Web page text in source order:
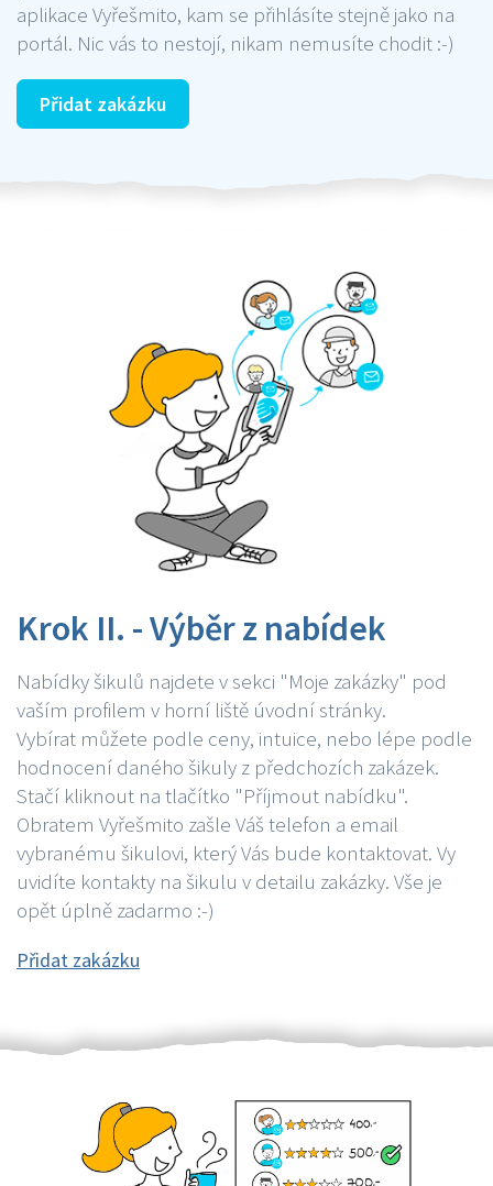
aplikace Vyřešmito, kam se přihlásíte stejně jako na
portál. Nic vás to nestojí, nikam nemusíte chodit :-)
Přidat zakázku
Krok II. - Výběr z nabídek
Nabídky šikulů najdete v sekci "Moje zakázky" pod
vaším profilem v horní liště úvodní stránky.
Vybírat můžete podle ceny, intuice, nebo lépe podle
hodnocení daného šikuly z předchozích zakázek.
Stačí kliknout na tlačítko "Příjmout nabídku".
Obratem Vyřešmito zašle Váš telefon a email
vybranému šikulovi, který Vás bude kontaktovat. Vy
uvidíte kontakty na šikulu v detailu zakázky. Vše je
opět úplně zadarmo :-)
Přidat zakázku